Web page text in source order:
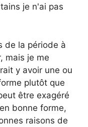
je n'ai pas
de la période à
mais je me
y avoir une ou
plutôt que
être exagéré
bonne forme,
raisons de